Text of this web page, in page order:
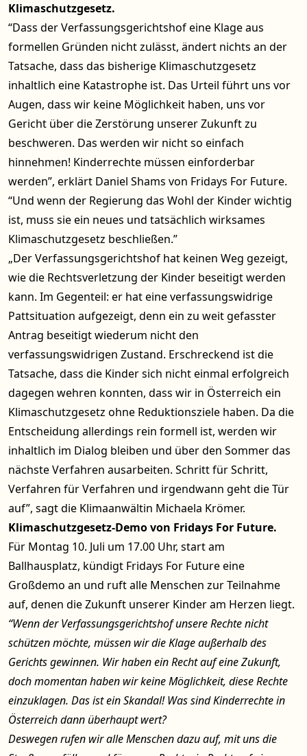
Klimaschutzgesetz.
“Dass der Verfassungsgerichtshof eine Klage aus
formellen Gründen nicht zulässt, ändert nichts an der
Tatsache, dass das bisherige Klimaschutzgesetz
inhaltlich eine Katastrophe ist. Das Urteil führt uns vor
Augen, dass wir keine Möglichkeit haben, uns vor
Gericht über die Zerstörung unserer Zukunft zu
beschweren. Das werden wir nicht so einfach
hinnehmen! Kinderrechte müssen einforderbar
werden”, erklärt Daniel Shams von Fridays For Future.
“Und wenn der Regierung das Wohl der Kinder wichtig
ist, muss sie ein neues und tatsächlich wirksames
Klimaschutzgesetz beschließen.”
„Der Verfassungsgerichtshof hat keinen Weg gezeigt,
wie die Rechtsverletzung der Kinder beseitigt werden
kann. Im Gegenteil: er hat eine verfassungswidrige
Pattsituation aufgezeigt, denn ein zu weit gefasster
Antrag beseitigt wiederum nicht den
verfassungswidrigen Zustand. Erschreckend ist die
Tatsache, dass die Kinder sich nicht einmal erfolgreich
dagegen wehren konnten, dass wir in Österreich ein
Klimaschutzgesetz ohne Reduktionsziele haben. Da die
Entscheidung allerdings rein formell ist, werden wir
inhaltlich im Dialog bleiben und über den Sommer das
nächste Verfahren ausarbeiten. Schritt für Schritt,
Verfahren für Verfahren und irgendwann geht die Tür
auf”, sagt die Klimaanwältin Michaela Krömer.
Klimaschutzgesetz-Demo von Fridays For Future.
Für Montag 10. Juli um 17.00 Uhr, start am
Ballhausplatz, kündigt Fridays For Future eine
Großdemo an und ruft alle Menschen zur Teilnahme
auf, denen die Zukunft unserer Kinder am Herzen liegt.
“Wenn der Verfassungsgerichtshof unsere Rechte nicht
schützen möchte, müssen wir die Klage außerhalb des
Gerichts gewinnen. Wir haben ein Recht auf eine Zukunft,
doch momentan haben wir keine Möglichkeit, diese Rechte
einzuklagen. Das ist ein Skandal! Was sind Kinderrechte in
Österreich dann überhaupt wert?
Deswegen rufen wir alle Menschen dazu auf, mit uns die